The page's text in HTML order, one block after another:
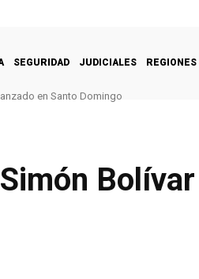
SEGURIDAD JUDICIALES REGIONES
en Santo Domingo